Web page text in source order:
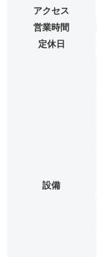
アクセス
営業時間
定休日
設備